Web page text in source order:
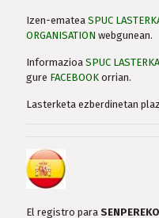
Izen-ematea SPUC
ORGANISATION webgunean.
Informazioa SPUC LASTERKA
gure FACEBOOK orrian.
Lasterketa ezberdinetan
El registro para